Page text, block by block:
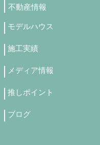
不動産情報
モデルハウス
施工実績
メディア情報
推しポイント
ブログ